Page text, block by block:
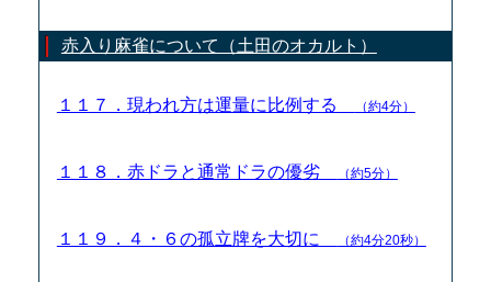
赤入り麻雀について（土田のオカルト）
１１７．現われ方は運量に比例する （約4分）
１１８．赤ドラと通常ドラの優劣 （約5分）
１１９．４・６の孤立牌を大切に （約4分20秒）